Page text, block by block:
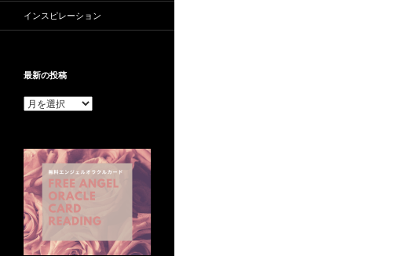
インスピレーション
最新の投稿
最
稿